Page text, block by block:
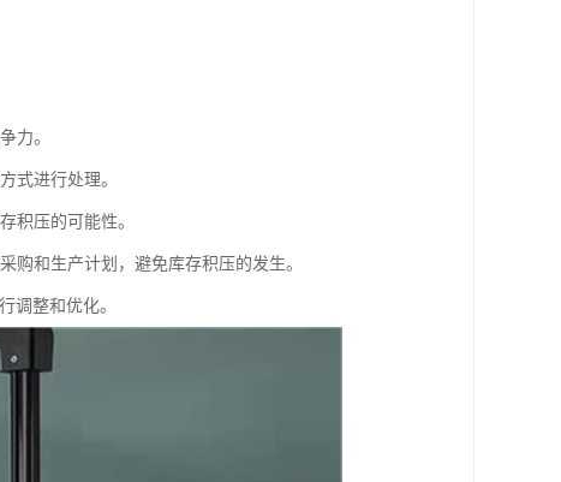
力。
式进行处理。
积压的可能性。
购和生产计划，避免库存积压的发生。
调整和优化。